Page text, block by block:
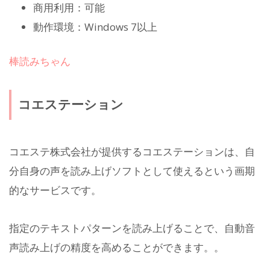
商用利用：可能
動作環境：Windows 7以上
棒読みちゃん
コエステーション
コエステ株式会社が提供するコエステーションは、自
分自身の声を読み上げソフトとして使えるという画期
的なサービスです。
指定のテキストパターンを読み上げることで、自動音
声読み上げの精度を高めることができます。。